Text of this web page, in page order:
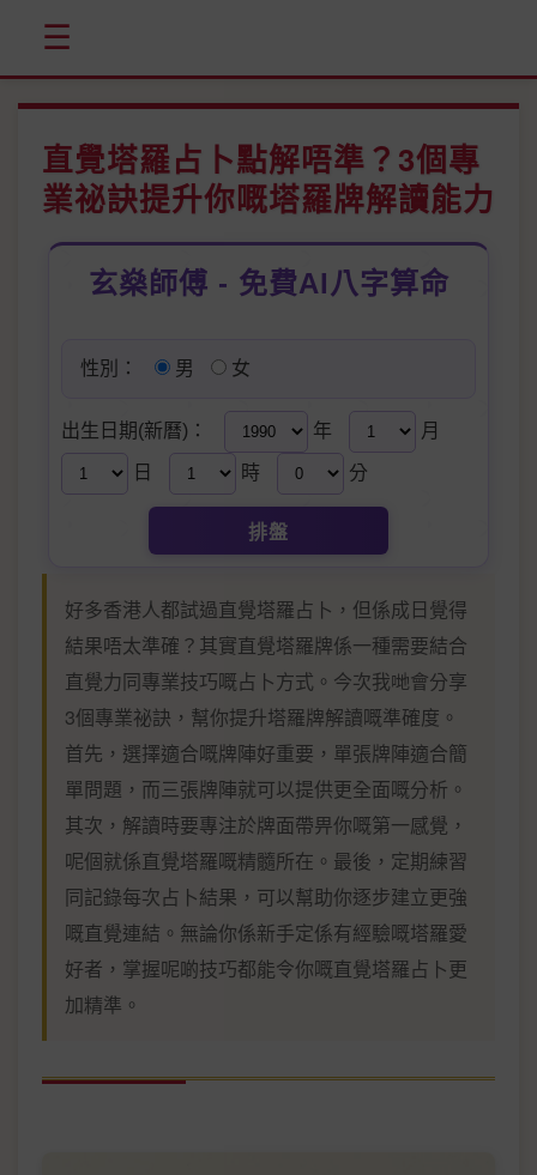
☰
直覺塔羅占卜點解唔準？3個專
業祕訣提升你嘅塔羅牌解讀能力
玄燊師傅 - 免費AI八字算命
性別： 男 女
出生日期(新曆)： 年 月
日 時 分
排盤
好多香港人都試過直覺塔羅占卜，但係成日覺得
結果唔太準確？其實直覺塔羅牌係一種需要結合
直覺力同專業技巧嘅占卜方式。今次我哋會分享
3個專業祕訣，幫你提升塔羅牌解讀嘅準確度。
首先，選擇適合嘅牌陣好重要，單張牌陣適合簡
單問題，而三張牌陣就可以提供更全面嘅分析。
其次，解讀時要專注於牌面帶畀你嘅第一感覺，
呢個就係直覺塔羅嘅精髓所在。最後，定期練習
同記錄每次占卜結果，可以幫助你逐步建立更強
嘅直覺連結。無論你係新手定係有經驗嘅塔羅愛
好者，掌握呢啲技巧都能令你嘅直覺塔羅占卜更
加精準。